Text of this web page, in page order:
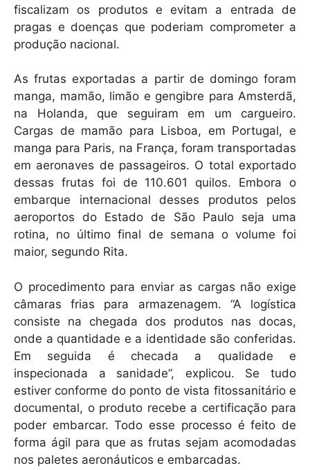
fiscalizam os produtos e evitam a entrada de
pragas e doenças que poderiam comprometer a
produção nacional.
As frutas exportadas a partir de domingo foram
manga, mamão, limão e gengibre para Amsterdã,
na Holanda, que seguiram em um cargueiro.
Cargas de mamão para Lisboa, em Portugal, e
manga para Paris, na França, foram transportadas
em aeronaves de passageiros. O total exportado
dessas frutas foi de 110.601 quilos. Embora o
embarque internacional desses produtos pelos
aeroportos do Estado de São Paulo seja uma
rotina, no último final de semana o volume foi
maior, segundo Rita.
O procedimento para enviar as cargas não exige
câmaras frias para armazenagem. “A logística
consiste na chegada dos produtos nas docas,
onde a quantidade e a identidade são conferidas.
Em seguida é checada a qualidade e
inspecionada a sanidade”, explicou. Se tudo
estiver conforme do ponto de vista fitossanitário e
documental, o produto recebe a certificação para
poder embarcar. Todo esse processo é feito de
forma ágil para que as frutas sejam acomodadas
nos paletes aeronáuticos e embarcadas.